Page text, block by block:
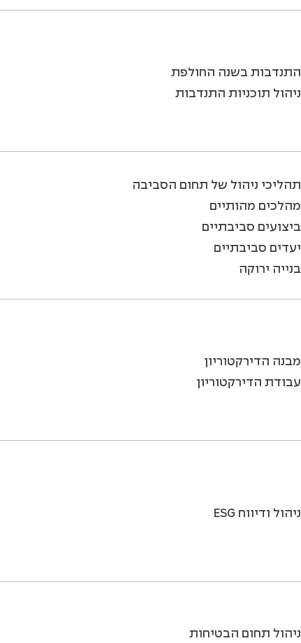
התנדבות בשנה החולפת
ניהול תוכניות התנדבות
תהליכי ניהול של תחום הסביבה
מהלכים מהותיים
ביצועים סביבתיים
יעדים סביבתיים
בנייה ירוקה
מבנה הדירקטוריון
עבודת הדירקטוריון
ניהול ודיווח ESG
ניהול תחום הבטיחות